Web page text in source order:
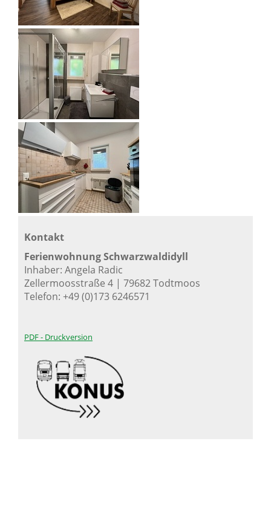
Kontakt
Ferienwohnung Schwarzwaldidyll
Inhaber: Angela Radic
Zellermoosstraße 4 | 79682 Todtmoos
Telefon: +49 (0)173 6246571
PDF - Druckversion